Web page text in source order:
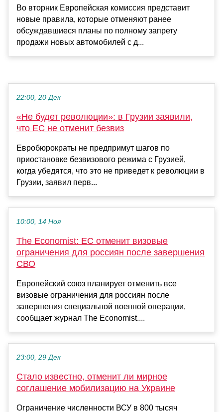
Во вторник Европейская комиссия представит
новые правила, которые отменяют ранее
обсуждавшиеся планы по полному запрету
продажи новых автомобилей с д...
22:00, 20 Дек
«Не будет революции»: в Грузии заявили,
что ЕС не отменит безвиз
Евробюрократы не предпримут шагов по
приостановке безвизового режима с Грузией,
когда убедятся, что это не приведет к революции в
Грузии, заявил перв...
10:00, 14 Ноя
The Economist: ЕС отменит визовые
ограничения для россиян после завершения
СВО
Европейский союз планирует отменить все
визовые ограничения для россиян после
завершения специальной военной операции,
сообщает журнал The Economist....
23:00, 29 Дек
Стало известно, отменит ли мирное
соглашение мобилизацию на Украине
Ограничение численности ВСУ в 800 тысяч